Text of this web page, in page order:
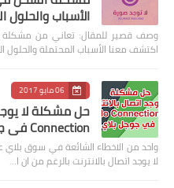
الأسباب والحلول
اكتشف معنا الأسباب المحتملة والحلول
06 مايو 2017
Connection في جوجل بلاي
واحد من الاخطاء الشائعة في سوق بلاي
لا يوجد اتصال بالانترنت بالرغم من ان ا…